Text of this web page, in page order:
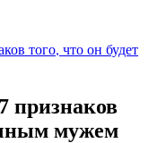
того, что он будет
признаков
мужем